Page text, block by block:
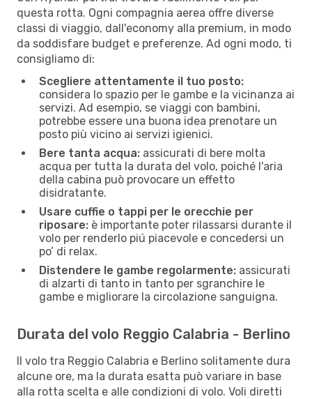
questa rotta. Ogni compagnia aerea offre diverse
classi di viaggio, dall'economy alla premium, in modo
da soddisfare budget e preferenze. Ad ogni modo, ti
consigliamo di:
Scegliere attentamente il tuo posto:
considera lo spazio per le gambe e la vicinanza ai
servizi. Ad esempio, se viaggi con bambini,
potrebbe essere una buona idea prenotare un
posto più vicino ai servizi igienici.
Bere tanta acqua: assicurati di bere molta
acqua per tutta la durata del volo, poiché l'aria
della cabina può provocare un effetto
disidratante.
Usare cuffie o tappi per le orecchie per
riposare: è importante poter rilassarsi durante il
volo per renderlo piú piacevole e concedersi un
po’ di relax.
Distendere le gambe regolarmente: assicurati
di alzarti di tanto in tanto per sgranchire le
gambe e migliorare la circolazione sanguigna.
Durata del volo Reggio Calabria - Berlino
Il volo tra Reggio Calabria e Berlino solitamente dura
alcune ore, ma la durata esatta può variare in base
alla rotta scelta e alle condizioni di volo. Voli diretti